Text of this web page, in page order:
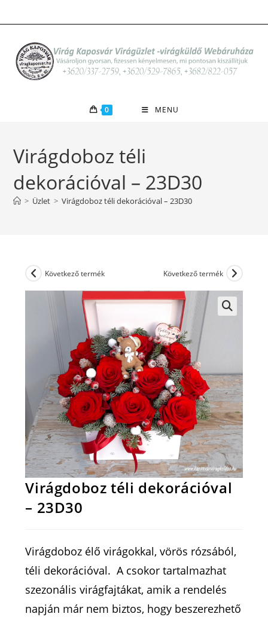
to
0 MENU
Virágdoboz téli
dekorációval – 23D30
> Üzlet > Virágdoboz téli dekorációval – 23D30
Következő termék Következő termék
Virágdoboz téli dekorációval
– 23D30
Virágdoboz élő virágokkal, vörös rózsából,
téli dekorációval. A csokor tartalmazhat
szezonális virágfajtákat, amik a rendelés
napján már nem biztos, hogy beszerezhető